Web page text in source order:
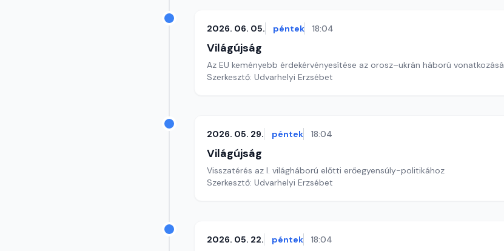
2026. 06. 05. péntek 18:04
Világújság
Az EU keményebb érdekérvényesítése az orosz–ukrán háború
Szerkesztő: Udvarhelyi Erzsébet
2026. 05. 29. péntek 18:04
Világújság
Visszatérés az I. világháború előtti erőegyensúly-politikához
Szerkesztő: Udvarhelyi Erzsébet
2026. 05. 22. péntek 18:04